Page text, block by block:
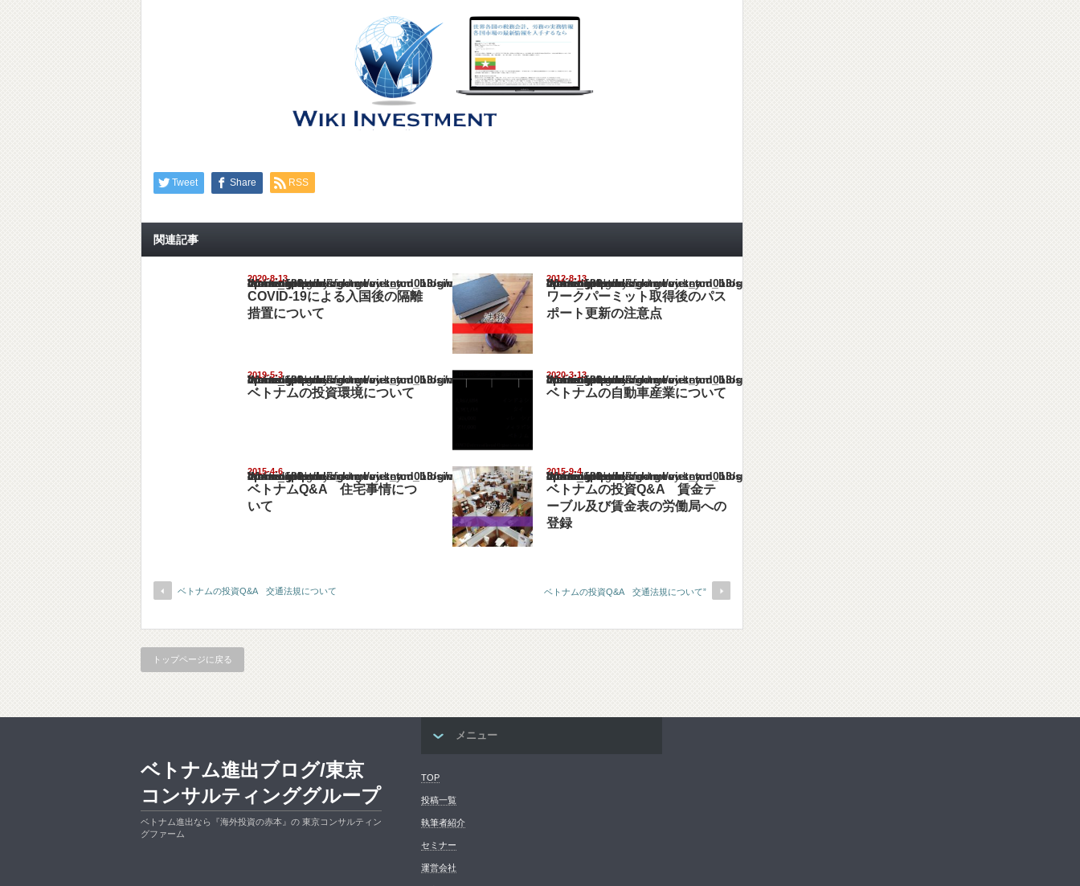
Tweet Share RSS
関連記事
2020-8-13
Warning
: Undefined array key "show_category" in
/home/netst/kuno-cpa.co.jp/public_html/vietnam_blog/wp-content/themes/gorgeous_tcd013/single.php
on line183
COVID-19による入国後の隔離
措置について
2012-8-13
Warning
: Undefined array key "show_category" in
/home/netst/kuno-cpa.co.jp/public_html/vietnam_blog/wp-content/themes/gorgeous_tcd013/single.php
on line183
ワークパーミット取得後のパス
ポート更新の注意点
2019-5-3
Warning
: Undefined array key "show_category" in
/home/netst/kuno-cpa.co.jp/public_html/vietnam_blog/wp-content/themes/gorgeous_tcd013/single.php
on line183
ベトナムの投資環境について
2020-3-13
Warning
: Undefined array key "show_category" in
/home/netst/kuno-cpa.co.jp/public_html/vietnam_blog/wp-content/themes/gorgeous_tcd013/single.php
on line183
ベトナムの自動車産業について
2015-4-6
Warning
: Undefined array key "show_category" in
/home/netst/kuno-cpa.co.jp/public_html/vietnam_blog/wp-content/themes/gorgeous_tcd013/single.php
on line183
ベトナムQ&A 住宅事情につ
いて
2015-9-4
Warning
: Undefined array key "show_category" in
/home/netst/kuno-cpa.co.jp/public_html/vietnam_blog/wp-content/themes/gorgeous_tcd013/single.php
on line183
ベトナムの投資Q&A 賃金テ
ーブル及び賃金表の労働局への
登録
ベトナムの投資Q&A 交通法規について ベトナムの投資Q&A 交通法規について”
トップページに戻る
メニュー
TOP
投稿一覧
執筆者紹介
セミナー
運営会社
ベトナム進出ブログ/東京
コンサルティンググループ
ベトナム進出なら『海外投資の赤本』の 東京コンサルティン
グファーム